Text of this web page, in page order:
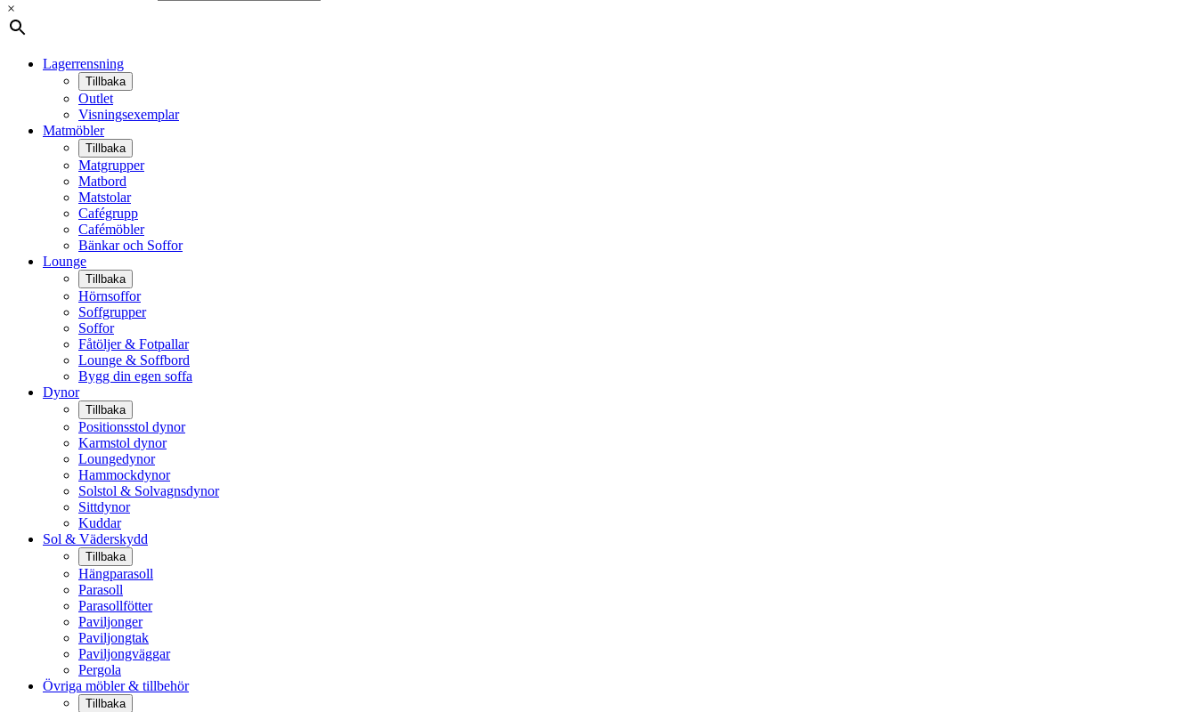
×
Lagerrensning
Tillbaka
Outlet
Visningsexemplar
Matmöbler
Tillbaka
Matgrupper
Matbord
Matstolar
Cafégrupp
Cafémöbler
Bänkar och Soffor
Lounge
Tillbaka
Hörnsoffor
Soffgrupper
Soffor
Fåtöljer & Fotpallar
Lounge & Soffbord
Bygg din egen soffa
Dynor
Tillbaka
Positionsstol dynor
Karmstol dynor
Loungedynor
Hammockdynor
Solstol & Solvagnsdynor
Sittdynor
Kuddar
Sol & Väderskydd
Tillbaka
Hängparasoll
Parasoll
Parasollfötter
Paviljonger
Paviljongtak
Paviljongväggar
Pergola
Övriga möbler & tillbehör
Tillbaka